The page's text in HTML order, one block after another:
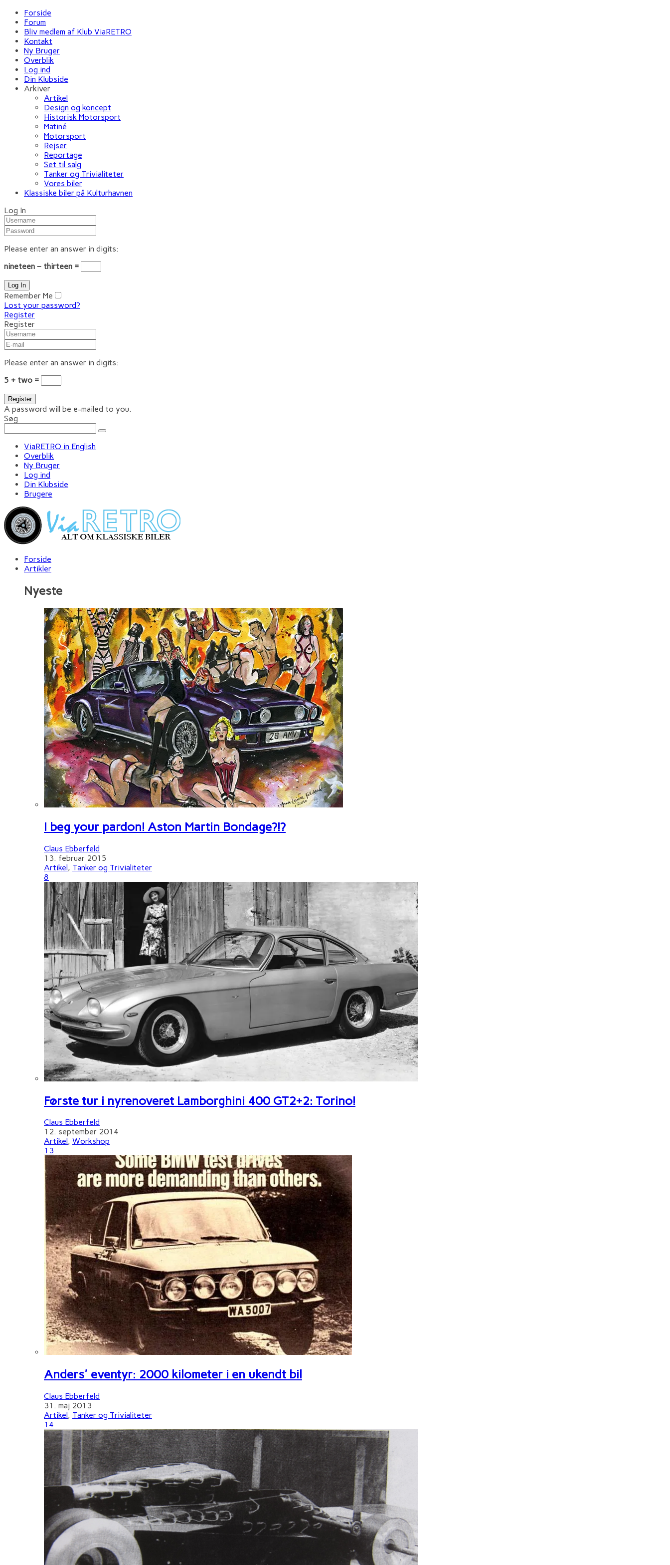
Forside
Forum
Bliv medlem af Klub ViaRETRO
Kontakt
Ny Bruger
Overblik
Log ind
Din Klubside
Arkiver
Artikel
Design og koncept
Historisk Motorsport
Matiné
Motorsport
Rejser
Reportage
Set til salg
Tanker og Trivialiteter
Vores biler
Klassiske biler på Kulturhavnen
Log In
Please enter an answer in digits:
nineteen − thirteen =
Remember Me
Lost your password?
Register
Register
Please enter an answer in digits:
5 + two =
A password will be e-mailed to you.
Søg
ViaRETRO in English
Overblik
Ny Bruger
Log ind
Din Klubside
Brugere
Forside
Artikler
Nyeste
I beg your pardon! Aston Martin Bondage?!?
Claus Ebberfeld
13. februar 2015
Artikel, Tanker og Trivialiteter
8
Første tur i nyrenoveret Lamborghini 400 GT2+2: Torino!
Claus Ebberfeld
12. september 2014
Artikel , Workshop
13
Anders' eventyr: 2000 kilometer i en ukendt bil
Claus Ebberfeld
31. maj 2013
Artikel , Tanker og Trivialiteter
14